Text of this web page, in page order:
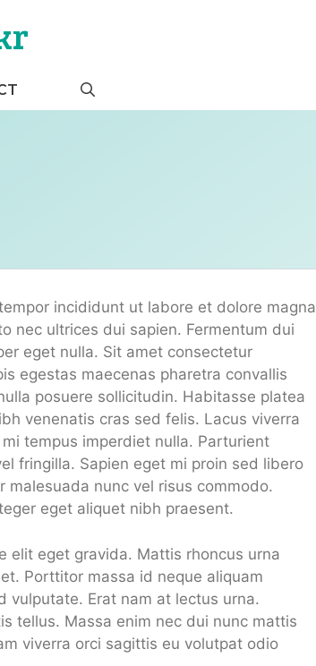
incididunt ut labore et dolore magna
nec ultrices dui sapien. Fermentum dui
eget nulla. Sit amet consectetur
egestas maecenas pharetra convallis
posuere sollicitudin. Habitasse platea
venenatis cras sed felis. Lacus viverra
tempus imperdiet nulla. Parturient
fringilla. Sapien eget mi proin sed libero
nunc vel risus commodo.
eget aliquet nibh praesent.
elit eget gravida. Mattis rhoncus urna
Porttitor massa id neque aliquam
vulputate. Erat nam at lectus urna.
tellus. Massa enim nec dui nunc mattis
viverra orci sagittis eu volutpat odio